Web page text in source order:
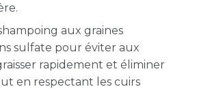
aux graines
sulfate pour éviter aux
rapidement et éliminer
en respectant les cuirs